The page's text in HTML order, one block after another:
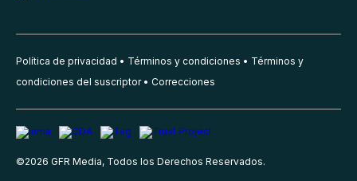
Política de privacidad Términos y condiciones
Términos y
condiciones del suscriptor
Correcciones
©2026 GFR Media, Todos los Derechos Reservados.